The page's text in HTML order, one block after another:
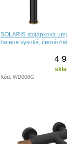
SOLARIS stojánková
baterie vysoká, černá/
4
Kód: WD006G